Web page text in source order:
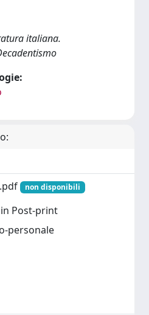
italiana.
non disponibili
Post-print
personale